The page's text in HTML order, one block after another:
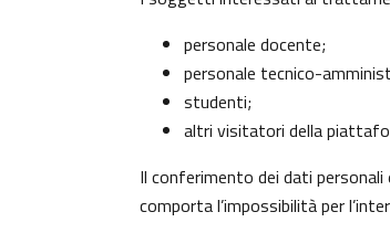
personale docente;
personale tecnico-
studenti;
altri visitatori della
Il conferimento dei dati
comporta l’impossibilità per